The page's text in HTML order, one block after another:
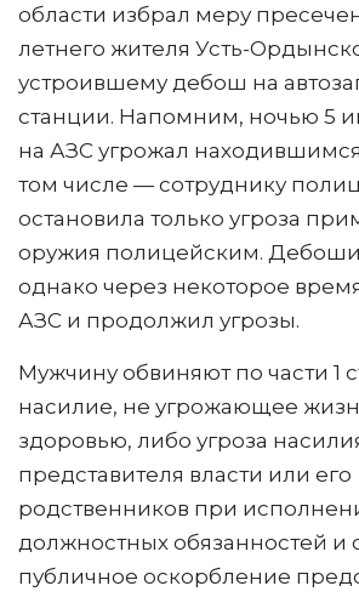
области избрал меру
летнего жителя Усть-
устроившему дебош на
станции. Напомним, ночью 5
на АЗС угрожал
том числе — сотруднику
остановила только угроза
оружия полицейским.
однако через некоторое
АЗС и продолжил угрозы.
Мужчину обвиняют по части 1
насилие, не угрожающее
здоровью, либо угроза
представителя власти или его
родственников при
должностных обязанностей и
публичное оскорбление